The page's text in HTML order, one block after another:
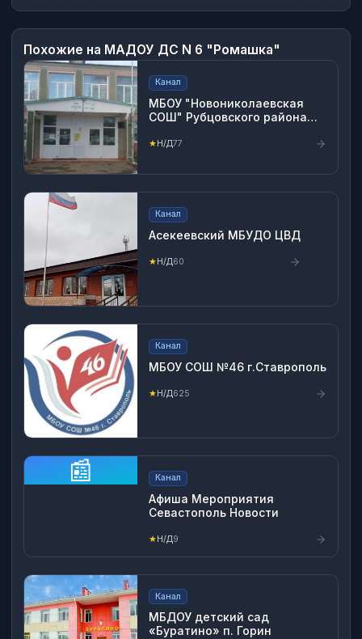
Похожие на МАДОУ ДС N 6 "Ромашка"
Канал
МБОУ "Новониколаевская
СОШ" Рубцовского района
★Н/Д77
Канал
Асекеевский МБУДО ЦВД
★Н/Д60
Канал
МБОУ СОШ №46 г.Ставрополь
★Н/Д625
📰 Канал
Афиша Мероприятия
Севастополь Новости
★Н/Д9
Канал
МБДОУ детский сад
«Буратино» п. Горин